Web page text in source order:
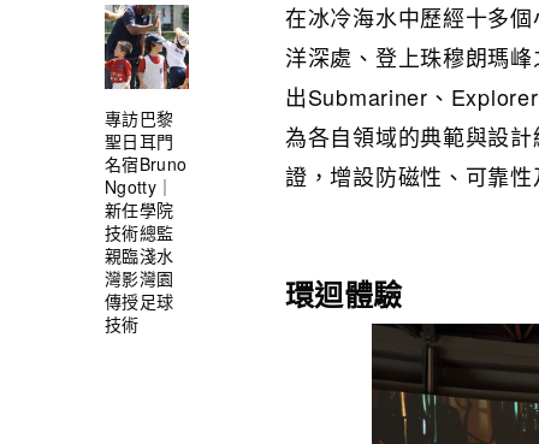
專訪巴黎
聖日耳門
名宿Bruno
Ngotty｜
新任學院
技術總監
親臨淺水
灣影灣園
傳授足球
技術
在冰冷海水中歷經十多
洋深處、登上珠穆朗瑪
出Submariner、
為各自領域的典範與設
證，增設防磁性、可靠
環迴體驗